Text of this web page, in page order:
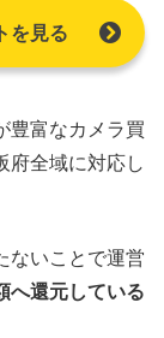
を見る
豊富なカメラ買
府全域に対応し
ないことで運営
へ還元している